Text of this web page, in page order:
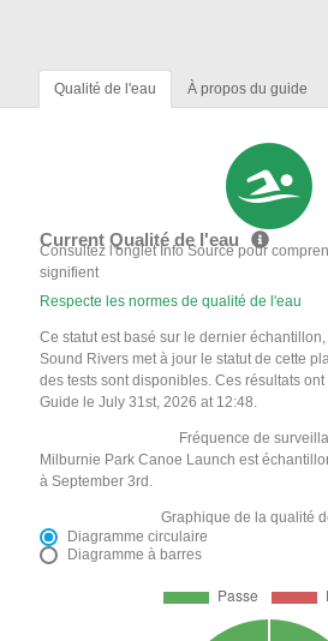
Qualité de l'eau À propos du guide
Current Qualité de l'eau
Consultez l'onglet Info Source pour
signifient
Respecte les normes de qualité de l'eau
Ce statut est basé sur le dernier
Sound Rivers met à jour le statut de cette
des tests sont disponibles. Ces résultats
Guide le July 31st, 2026 at 12:48.
Fréquence de
Milburnie Park Canoe Launch est
à September 3rd.
Graphique de la qualité
Diagramme circulaire
Diagramme à barres